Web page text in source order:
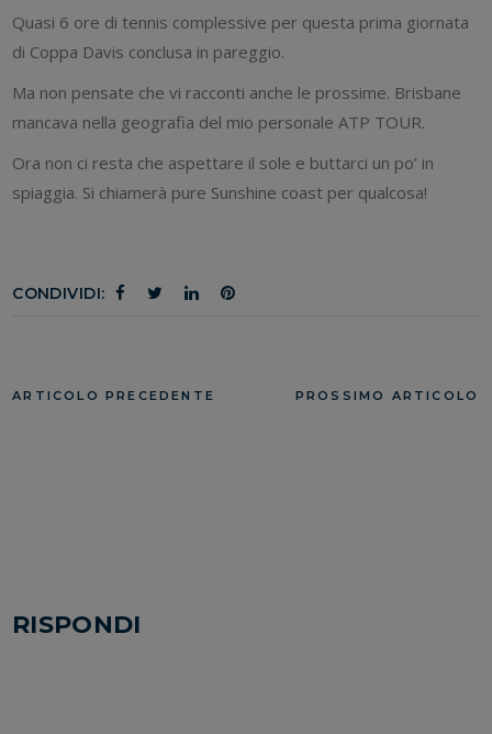
Quasi 6 ore di tennis complessive per questa prima giornata
di Coppa Davis conclusa in pareggio.
Ma non pensate che vi racconti anche le prossime. Brisbane
mancava nella geografia del mio personale ATP TOUR.
Ora non ci resta che aspettare il sole e buttarci un po’ in
spiaggia. Si chiamerà pure Sunshine coast per qualcosa!
CONDIVIDI:
ARTICOLO PRECEDENTE PROSSIMO ARTICOLO
RISPONDI